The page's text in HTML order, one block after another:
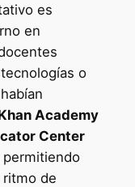
es
en
o
Academy
Center
de